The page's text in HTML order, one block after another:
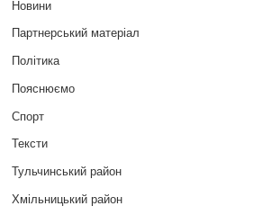
Новини
Партнерський матеріал
Політика
Пояснюємо
Спорт
Тексти
Тульчинський район
Хмільницький район